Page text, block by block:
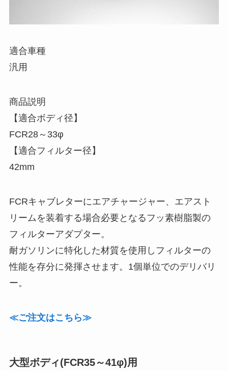
適合車種
汎用
商品説明
【適合ボディ径】
FCR28～33φ
【適合フィルター径】
42mm
FCRキャブレターにエアチャージャー、エアスト
リームを装着する場合必要となるフッ素樹脂製の
フィルターアダプター。
耐ガソリンに特化した材質を使用しフィルターの
性能を存分に発揮させます。1個単位でのデリバリ
ー。
≪ご注文はこちら≫
大型ボディ(FCR35～41φ)用